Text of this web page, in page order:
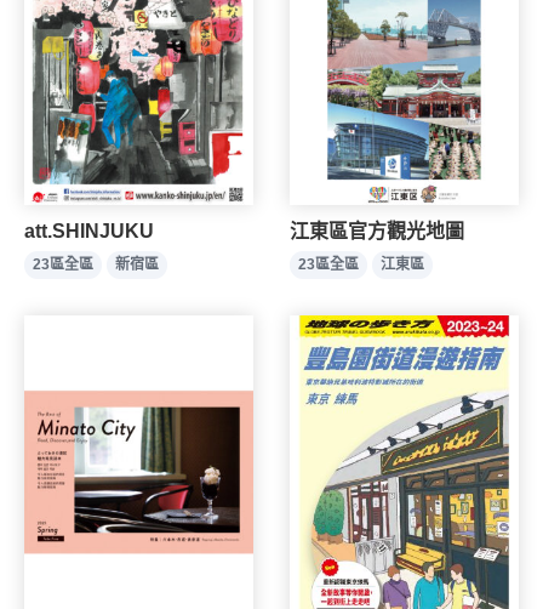
att.SHINJUKU
23區全區 新宿區
江東區官方觀光地圖
23區全區 江東區